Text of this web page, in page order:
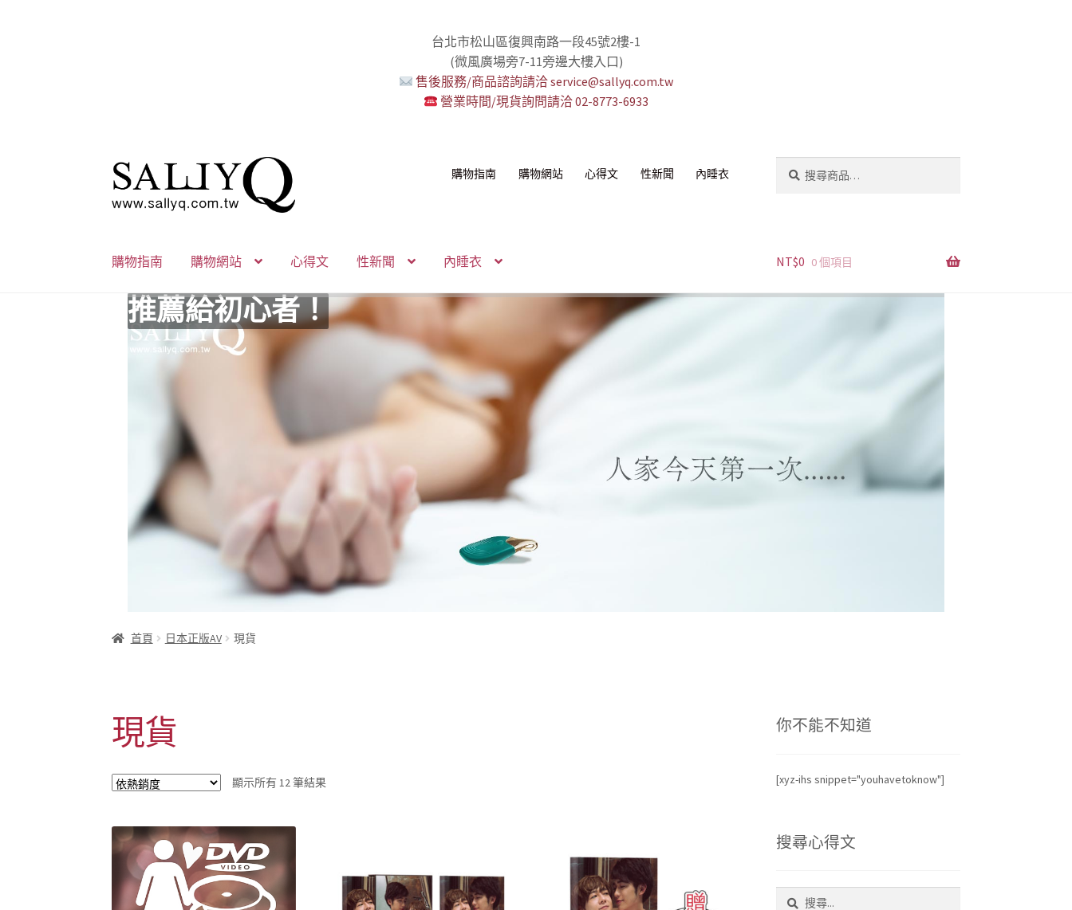
台北市松山區復興南路一段45號2樓-1
(微風廣場旁7-11旁邊大樓入口)
售後服務/商品諮詢請洽 service@sallyq.com.tw
營業時間/現貨詢問請洽 02-8773-6933
跳
至
導
跳
至
主
容
購物指南 購物網站 心得文 性新聞 內睡衣
購物指南 購物網站 心得文 性新聞 內睡衣 NT$0 0 個項目
推薦給初心者！
用藥三分毒！
絕對拘束、絕對快感！
野外調教專區請點我！
零卡分期小額支付!
高潮小哥哥！
免下車也可以購物！
時尚真皮Ｋ金手腳環+短鏈
K金綺娜情趣時尚組
嘗試輕柔的SM，你要一起嗎？
Bess2 買1送4毫無冷場！
免洗潤滑 快適生活提案者
小兔乳夾 遠端遙控想壞壞！
雙悅彎 建立你的多重高潮宇宙！
蜜穴攪拌棒 瞄準性感的私密區域
男人，也該犒賞自己了！
門市消費送時尚收納包
出貨調整公告
人氣男優情慾寫真
SallyQ老師客製化語音服務
首頁 日本正版AV 現貨
現貨
顯示所有 12 筆結果
你不能不知道
[xyz-ihs snippet="youhavetoknow"]
搜尋心得文